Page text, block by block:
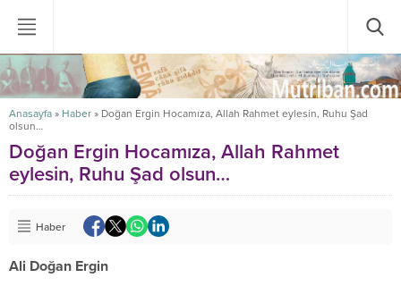
Anasayfa » Haber » Doğan Ergin Hocamıza, Allah Rahmet eylesin, Ruhu Şad
olsun…
Doğan Ergin Hocamıza, Allah Rahmet
eylesin, Ruhu Şad olsun…
Haber
Ali Doğan Ergin